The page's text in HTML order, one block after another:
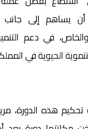
أن يساهم إلى
في دعم
الحيوية في
هذه الدورة،